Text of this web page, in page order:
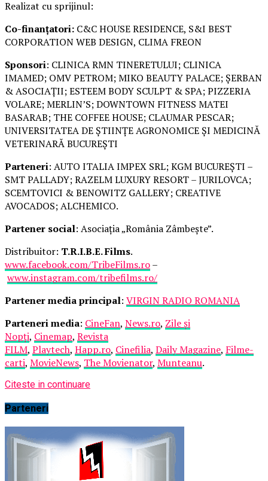
Realizat cu sprijinul:
Co-finanțatori: C&C HOUSE RESIDENCE, S&I BEST
CORPORATION WEB DESIGN, CLIMA FREON
Sponsori: CLINICA RMN TINERETULUI; CLINICA
IMAMED; OMV PETROM; MIKO BEAUTY PALACE; ȘERBAN
& ASOCIAȚII; ESTEEM BODY SCULPT & SPA; PIZZERIA
VOLARE; MERLIN’S; DOWNTOWN FITNESS MATEI
BASARAB; THE COFFEE HOUSE; CLAUMAR PESCAR;
UNIVERSITATEA DE ȘTIINȚE AGRONOMICE ȘI MEDICINĂ
VETERINARĂ BUCUREȘTI
Parteneri: AUTO ITALIA IMPEX SRL; KGM BUCUREȘTI –
SMT PALLADY; RAZELM LUXURY RESORT – JURILOVCA;
SCEMTOVICI & BENOWITZ GALLERY; CREATIVE
AVOCADOS; ALCHEMICO.
Partener social: Asociația „România Zâmbește”.
Distribuitor: T.R.I.B.E. Films.
www.facebook.com/TribeFilms.ro–
www.instagram.com/tribefilms.ro/
Partener media principal: VIRGIN RADIO ROMANIA
Parteneri media: CineFan, News.ro, Zile și
Nopți, Cinemap, Revista
FILM, Playtech, Happ.ro, Cinefilia, Daily Magazine, Filme-
carti, MovieNews, The Movienator, Munteanu.
Citeste in continuare
Parteneri